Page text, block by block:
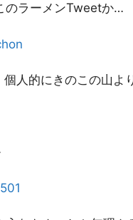
のラーメンTweetか…
個人的にきのこの山よ